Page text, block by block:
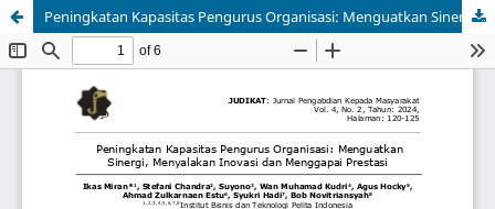
Peningkatan Kapasitas Pengurus Organisasi: Menguatkan Sinergi, Menyalakan Inovasi dan Menggapai Prestasi